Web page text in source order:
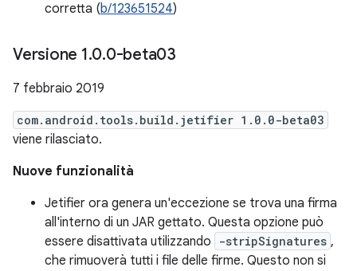
corretta (b/123651524)
Versione 1.0.0-beta03
7 febbraio 2019
com.android.tools.build.jetifier 1.0.0-beta03
viene rilasciato.
Nuove funzionalità
Jetifier ora genera un'eccezione se trova una firma
all'interno di un JAR gettato. Questa opzione può
essere disattivata utilizzando
-stripSignatures ,
che rimuoverà tutti i file delle firme. Questo non si